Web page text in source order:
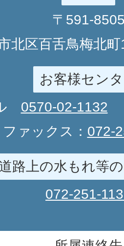
〒591-
北区百舌鳥梅北
お客様セン
0570-02-1132
ファックス： 072-
路上の水もれ等
072-251-